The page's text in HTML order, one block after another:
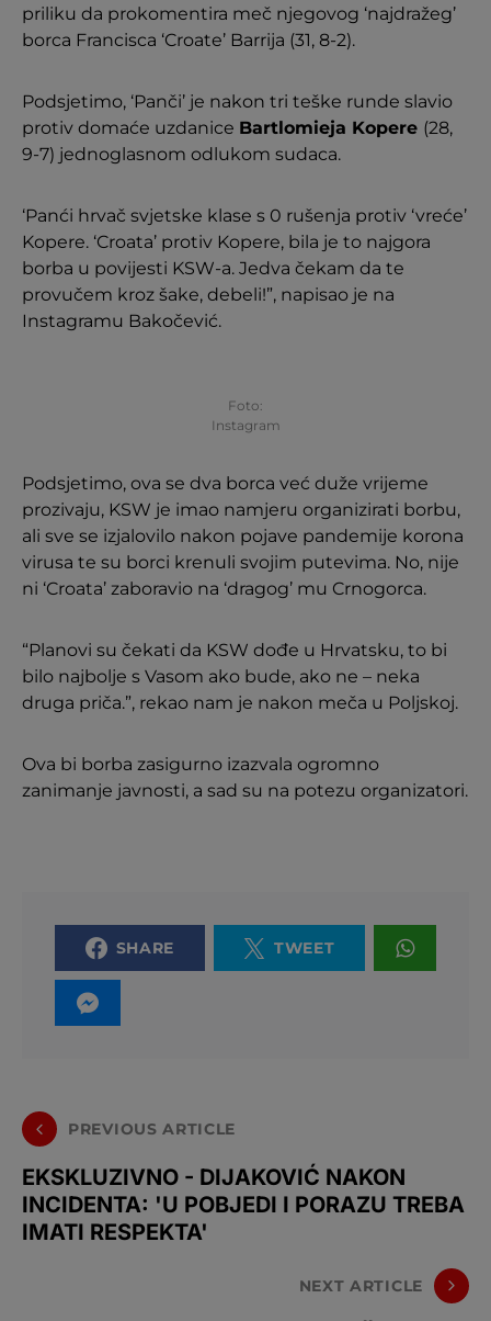
priliku da prokomentira meč njegovog ‘najdražeg’
borca Francisca ‘Croate’ Barrija (31, 8-2).
Podsjetimo, ‘Panči’ je nakon tri teške runde slavio
protiv domaće uzdanice Bartlomieja Kopere (28,
9-7) jednoglasnom odlukom sudaca.
‘Panći hrvač svjetske klase s 0 rušenja protiv ‘vreće’
Kopere. ‘Croata’ protiv Kopere, bila je to najgora
borba u povijesti KSW-a. Jedva čekam da te
provučem kroz šake, debeli!”, napisao je na
Instagramu Bakočević.
Foto:
Instagram
Podsjetimo, ova se dva borca već duže vrijeme
prozivaju, KSW je imao namjeru organizirati borbu,
ali sve se izjalovilo nakon pojave pandemije korona
virusa te su borci krenuli svojim putevima. No, nije
ni ‘Croata’ zaboravio na ‘dragog’ mu Crnogorca.
“Planovi su čekati da KSW dođe u Hrvatsku, to bi
bilo najbolje s Vasom ako bude, ako ne – neka
druga priča.”, rekao nam je nakon meča u Poljskoj.
Ova bi borba zasigurno izazvala ogromno
zanimanje javnosti, a sad su na potezu organizatori.
SHARE TWEET
PREVIOUS ARTICLE
EKSKLUZIVNO - DIJAKOVIĆ NAKON
INCIDENTA: 'U POBJEDI I PORAZU TREBA
IMATI RESPEKTA'
NEXT ARTICLE